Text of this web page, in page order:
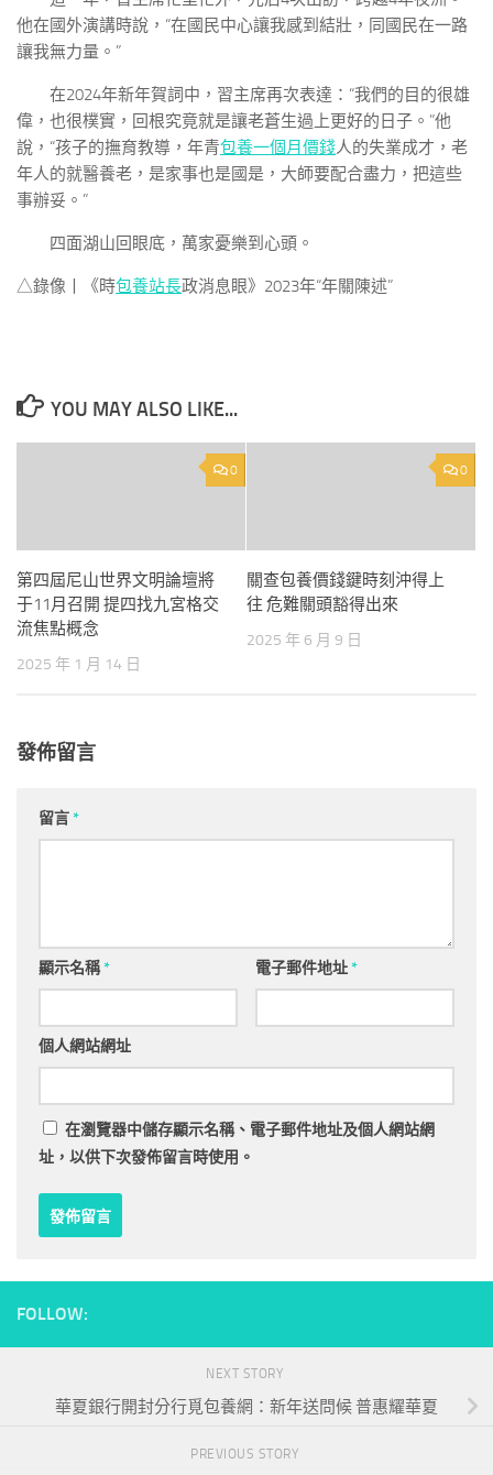
他在國外演講時說，“在國民中心讓我感到結壯，同國民在一路
讓我無力量。”
在2024年新年賀詞中，習主席再次表達：“我們的目的很雄
偉，也很樸實，回根究竟就是讓老蒼生過上更好的日子。”他
說，“孩子的撫育教導，年青包養一個月價錢人的失業成才，老
年人的就醫養老，是家事也是國是，大師要配合盡力，把這些
事辦妥。”
四面湖山回眼底，萬家憂樂到心頭。
△錄像丨《時包養站長政消息眼》2023年“年關陳述”
YOU MAY ALSO LIKE...
0
第四屆尼山世界文明論壇將
于11月召開 提四找九宮格交
流焦點概念
2025 年 1 月 14 日
0
關查包養價錢鍵時刻沖得上
往 危難關頭豁得出來
2025 年 6 月 9 日
發佈留言
留言*
顯示名稱* 電子郵件地址*
個人網站網址
在瀏覽器中儲存顯示名稱、電子郵件地址及個人網站網
址，以供下次發佈留言時使用。
FOLLOW:
NEXT STORY
華夏銀行開封分行覓包養網：新年送問候 普惠耀華夏
PREVIOUS STORY